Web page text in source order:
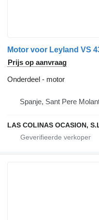
Motor voor Leyland VS
Prijs op aanvraag
Onderdeel - motor
Spanje, Sant Pere
LAS COLINAS OCASION,